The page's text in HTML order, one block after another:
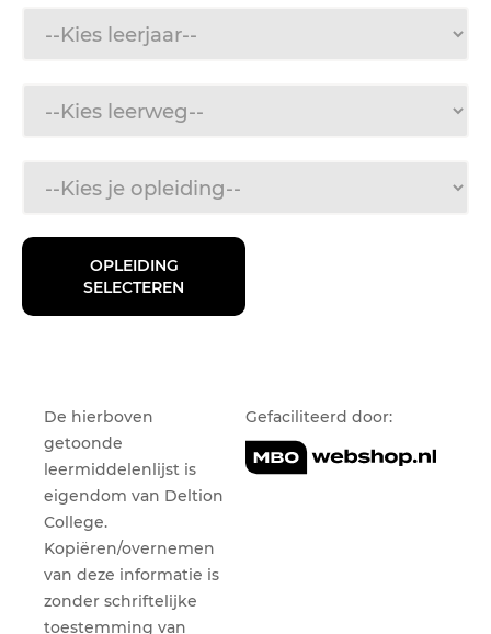
De hierboven
getoonde
leermiddelenlijst is
eigendom van Deltion
College.
Kopiëren/overnemen
van deze informatie is
zonder schriftelijke
toestemming van
Gefaciliteerd door: